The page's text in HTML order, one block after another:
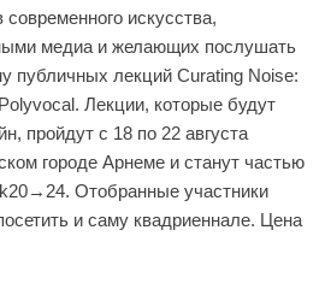
современного искусства,
медиа и желающих послушать
публичных лекций Curating Noise:
Лекции, которые будут
пройдут с 18 по 22 августа
городе Арнеме и станут частью
Отобранные участники
и саму квадриеннале. Цена